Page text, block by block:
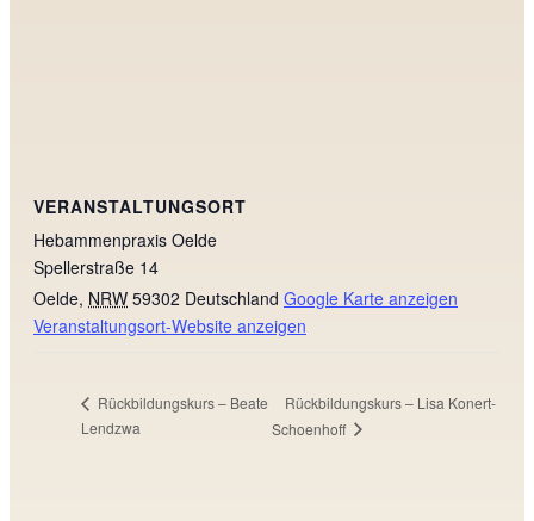
VERANSTALTUNGSORT
Hebammenpraxis Oelde
Spellerstraße 14
Oelde, NRW 59302 Deutschland Google Karte anzeigen
Veranstaltungsort-Website anzeigen
Rückbildungskurs – Beate
Lendzwa
Rückbildungskurs – Lisa Konert-
Schoenhoff